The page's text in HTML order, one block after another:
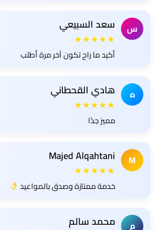
س سعد السبيعي
★★★★★
أكيد ما راح تكون آخر مرة أطلب
ه هادي القحطاني
★★★★★
مميز جدًا
M
Majed Alqahtani
★★★★★
خدمة ممتازة وصدق بالمواعيد
م محمد سالم